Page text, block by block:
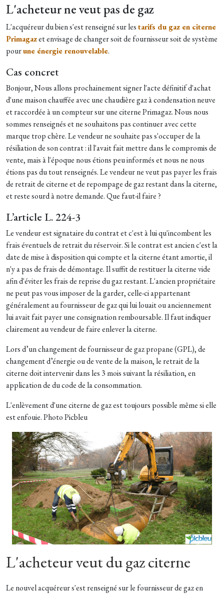
L'acheteur ne veut pas de gaz
L'acquéreur du bien s'est renseigné sur lestarifs du gaz en citerne
Primagazet envisage de changer soit de fournisseur soit de système
pourune énergie renouvelable.
Cas concret
Bonjour, Nous allons prochainement signer l'acte définitif d'achat
d'une maison chauffée avec une chaudière gaz à condensation neuve
et raccordée à un compteur sur une citerne Primagaz. Nous nous
sommes renseignés et ne souhaitons pas continuer avec cette
marque trop chère. Le vendeur ne souhaite pas s'occuper de la
résiliation de son contrat : il l'avait fait mettre dans le compromis de
vente, mais à l'époque nous étions peu informés et nous ne nous
étions pas du tout renseignés. Le vendeur ne veut pas payer les frais
de retrait de citerne et de repompage de gaz restant dans la citerne,
et reste sourd à notre demande. Que faut-il faire ?
L’article L. 224-3
Le vendeur est signataire du contrat et c'est à lui qu'incombent les
frais éventuels de retrait du réservoir. Si le contrat est ancien c'est la
date de mise à disposition qui compte et la citerne étant amortie, il
n'y a pas de frais de démontage. Il suffit de restituer la citerne vide
afin d'éviter les frais de reprise du gaz restant. L'ancien propriétaire
ne peut pas vous imposer de la garder, celle-ci appartenant
généralement au fournisseur de gaz qui lui louait ou anciennement
lui avait fait payer une consignation remboursable. Il faut indiquer
clairement au vendeur de faire enlever la citerne.
Lors d’un changement de fournisseur de gaz propane (GPL), de
changement d’énergie ou de vente de la maison, le retrait de la
citerne doit intervenir dans les 3 mois suivant la résiliation, en
application de du code de la consommation.
L'enlèvement d'une citerne de gaz est toujours possible même si elle
est enfouie. Photo Picbleu
L'acheteur veut du gaz citerne
Le nouvel acquéreur s'est renseigné sur le fournisseur de gaz en